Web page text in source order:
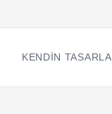
KENDIN TASARLA